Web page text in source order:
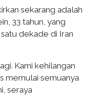
sekarang adalah
33 tahun, yang
dekade di Iran
Kami kehilangan
memulai semuanya
seraya